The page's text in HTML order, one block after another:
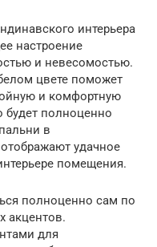
интерьера
настроение
и невесомостью.
цвете поможет
и комфортную
будет полноценно
в
удачное
помещения.
полноценно сам по
акцентов.
для